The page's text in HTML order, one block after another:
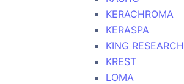
KERACHROMA
KERASPA
KING RESEARCH
KREST
LOMA